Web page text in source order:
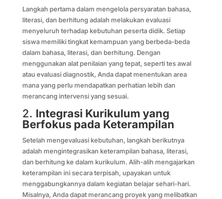
Langkah pertama dalam mengelola persyaratan bahasa,
literasi, dan berhitung adalah melakukan evaluasi
menyeluruh terhadap kebutuhan peserta didik. Setiap
siswa memiliki tingkat kemampuan yang berbeda-beda
dalam bahasa, literasi, dan berhitung. Dengan
menggunakan alat penilaian yang tepat, seperti tes awal
atau evaluasi diagnostik, Anda dapat menentukan area
mana yang perlu mendapatkan perhatian lebih dan
merancang intervensi yang sesuai.
2. Integrasi Kurikulum yang
Berfokus pada Keterampilan
Setelah mengevaluasi kebutuhan, langkah berikutnya
adalah mengintegrasikan keterampilan bahasa, literasi,
dan berhitung ke dalam kurikulum. Alih-alih mengajarkan
keterampilan ini secara terpisah, upayakan untuk
menggabungkannya dalam kegiatan belajar sehari-hari.
Misalnya, Anda dapat merancang proyek yang melibatkan